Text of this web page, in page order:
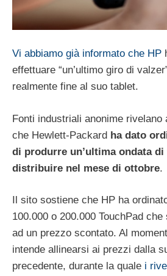
Vi abbiamo già informato che HP
effettuare “un’ultimo giro di
realmente fine al suo tablet.
Fonti industriali anonime rivelano
che Hewlett-Packard ha dato
di produrre un’ultima ondata di
distribuire nel mese di ottobre.
Il sito sostiene che HP ha
100.000 o 200.000 TouchPad
ad un prezzo scontato. Al
intende allinearsi ai prezzi dalla
precedente, durante la quale i